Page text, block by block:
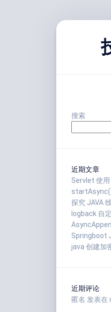
搜索
近期文章
Servlet 使
探究 JAVA
logback 自
Springboot
java 创建加
近期评论
匿名 发表在